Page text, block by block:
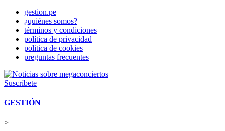
gestion.pe
¿quiénes somos?
términos y condiciones
política de privacidad
politica de cookies
preguntas frecuentes
Suscríbete
GESTIÓN
>